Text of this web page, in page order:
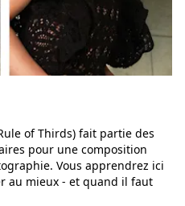
of Thirds) fait partie des
pour une composition
Vous apprendrez ici
au mieux - et quand il faut